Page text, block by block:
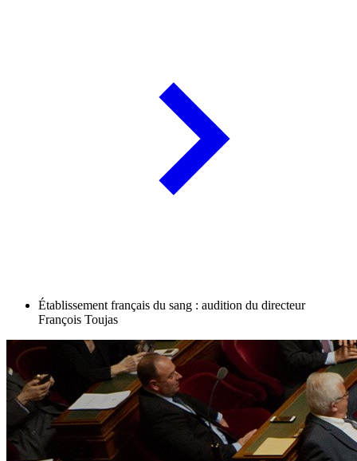
Établissement français du sang : audition du directeur
François Toujas